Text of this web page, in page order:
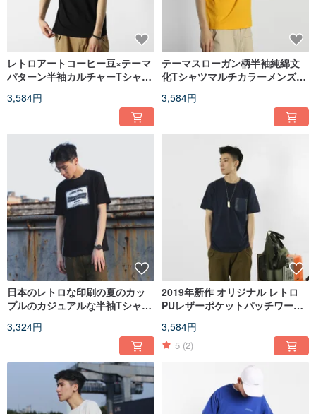
レトロアートコーヒー豆×テーマ
パターン半袖カルチャーTシャツ
着ることができます
3,584円
テーマスローガン柄半袖純綿文
化Tシャツマルチカラーメンズ・
ングシャツ
3,584円
日本のレトロな印刷の夏のカッ
プルのカジュアルな半袖Tシャツ
ことができます
3,324円
2019年新作 オリジナル レトロ
PUレザーポケットパッチワーク
ツ
3,584円
5 (2)